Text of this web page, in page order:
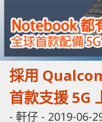
採用
首款支援 5G
- 軒仔 - 2019-06-